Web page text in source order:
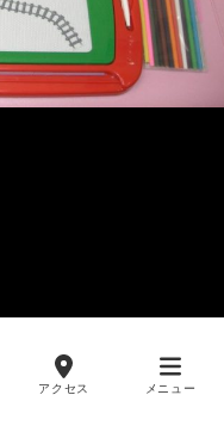
アクセス メニュー